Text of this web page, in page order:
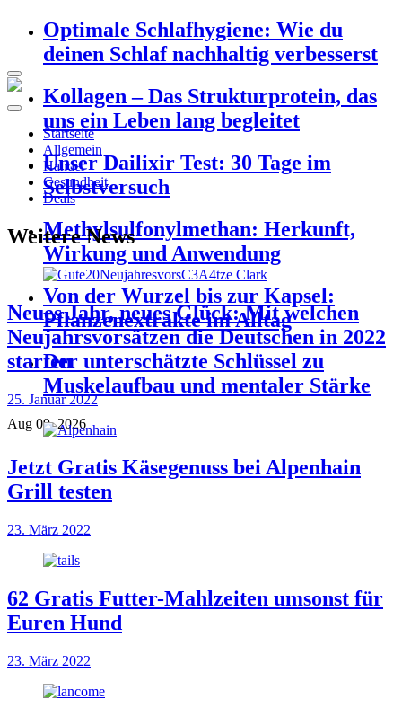
Optimale Schlafhygiene: Wie du
deinen Schlaf nachhaltig verbesserst
Kollagen – Das Strukturprotein, das
uns ein Leben lang begleitet
Unser Dailixir Test: 30 Tage im
Selbstversuch
Methylsulfonylmethan: Herkunft,
Wirkung und Anwendung
Von der Wurzel bis zur Kapsel:
Pflanzenextrakte im Alltag
Der unterschätzte Schlüssel zu
Muskelaufbau und mentaler Stärke
Aug 09, 2026
Startseite
Allgemein
Handel
Gesundheit
Deals
Weitere News
Neues Jahr, neues Glück: Mit welchen
Neujahrsvorsätzen die Deutschen in 2022
starten
25. Januar 2022
Jetzt Gratis Käsegenuss bei Alpenhain
Grill testen
23. März 2022
62 Gratis Futter-Mahlzeiten umsonst für
Euren Hund
23. März 2022